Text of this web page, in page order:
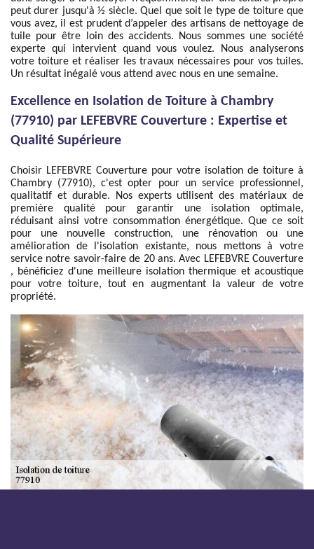
peut durer jusqu'à ½ siècle. Quel que soit le type de toiture que
vous avez, il est prudent d’appeler des artisans de nettoyage de
tuile pour être loin des accidents. Nous sommes une société
experte qui intervient quand vous voulez. Nous analyserons
votre toiture et réaliser les travaux nécessaires pour vos tuiles.
Un résultat inégalé vous attend avec nous en une semaine.
Excellence en Isolation de Toiture à Chambry
(77910) par LEFEBVRE Couverture : Expertise et
Qualité Supérieure
Choisir LEFEBVRE Couverture pour votre isolation de toiture à
Chambry (77910), c'est opter pour un service professionnel,
qualitatif et durable. Nos experts utilisent des matériaux de
première qualité pour garantir une isolation optimale,
réduisant ainsi votre consommation énergétique. Que ce soit
pour une nouvelle construction, une rénovation ou une
amélioration de l'isolation existante, nous mettons à votre
service notre savoir-faire de 20 ans. Avec LEFEBVRE Couverture
, bénéficiez d'une meilleure isolation thermique et acoustique
pour votre toiture, tout en augmentant la valeur de votre
propriété.